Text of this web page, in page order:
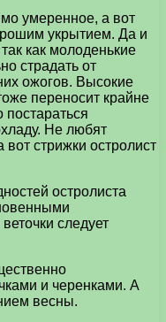
умеренное, а вот
укрытием. Да и
как молоденькие
страдать от
ожогов. Высокие
переносит крайне
Не любят
стрижки остролист
остролиста
следует
и черенками. А
весны.